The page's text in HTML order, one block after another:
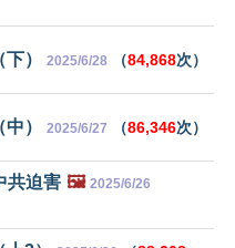
） 2025/6/28 （84,868次）
） 2025/6/27 （86,346次）
共迫害 🖼️ 2025/6/26